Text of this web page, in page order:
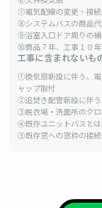
⑦電気配線の変更・接続
⑧システムバスの商品
⑨浴室入口ドア周りの
⑩商品７年、工事１０
工事に含まれないも
①換気扇新設に伴う、
ャップ取付
②追焚き配管新設に伴
③脱衣場・洗面所のク
④既存ユニットバスと
⑤既存窓への窓枠の接続